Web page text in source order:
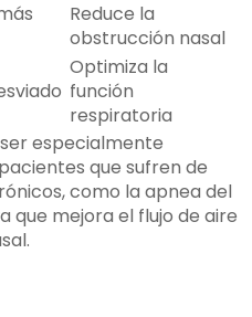
Reduce la
obstrucción nasal
Optimiza la
función
respiratoria
especialmente
que sufren de
como la apnea del
que mejora el flujo de aire